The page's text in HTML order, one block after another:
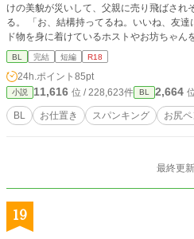
けの美貌が災いして、父親に売り飛ばされ
る。 「お、結構持ってるね。いいね、友達になろ？」 歓楽街の近くでブラン
ド物を身に着けているホストやお坊ちゃ
連れ込んで脅しつける。特殊警棒で看板を
レスレで止めてやる。それで、大抵は震え
ろいもんである。 あまりやり過ぎるとケ
れるか分からないからほどほどにしないと
BL 完結 短編 R18
24h.ポイント 85pt
小説 11,616 位 / 228,623件 BL 2,664
BL お仕置き スパンキング お尻
最終更
19